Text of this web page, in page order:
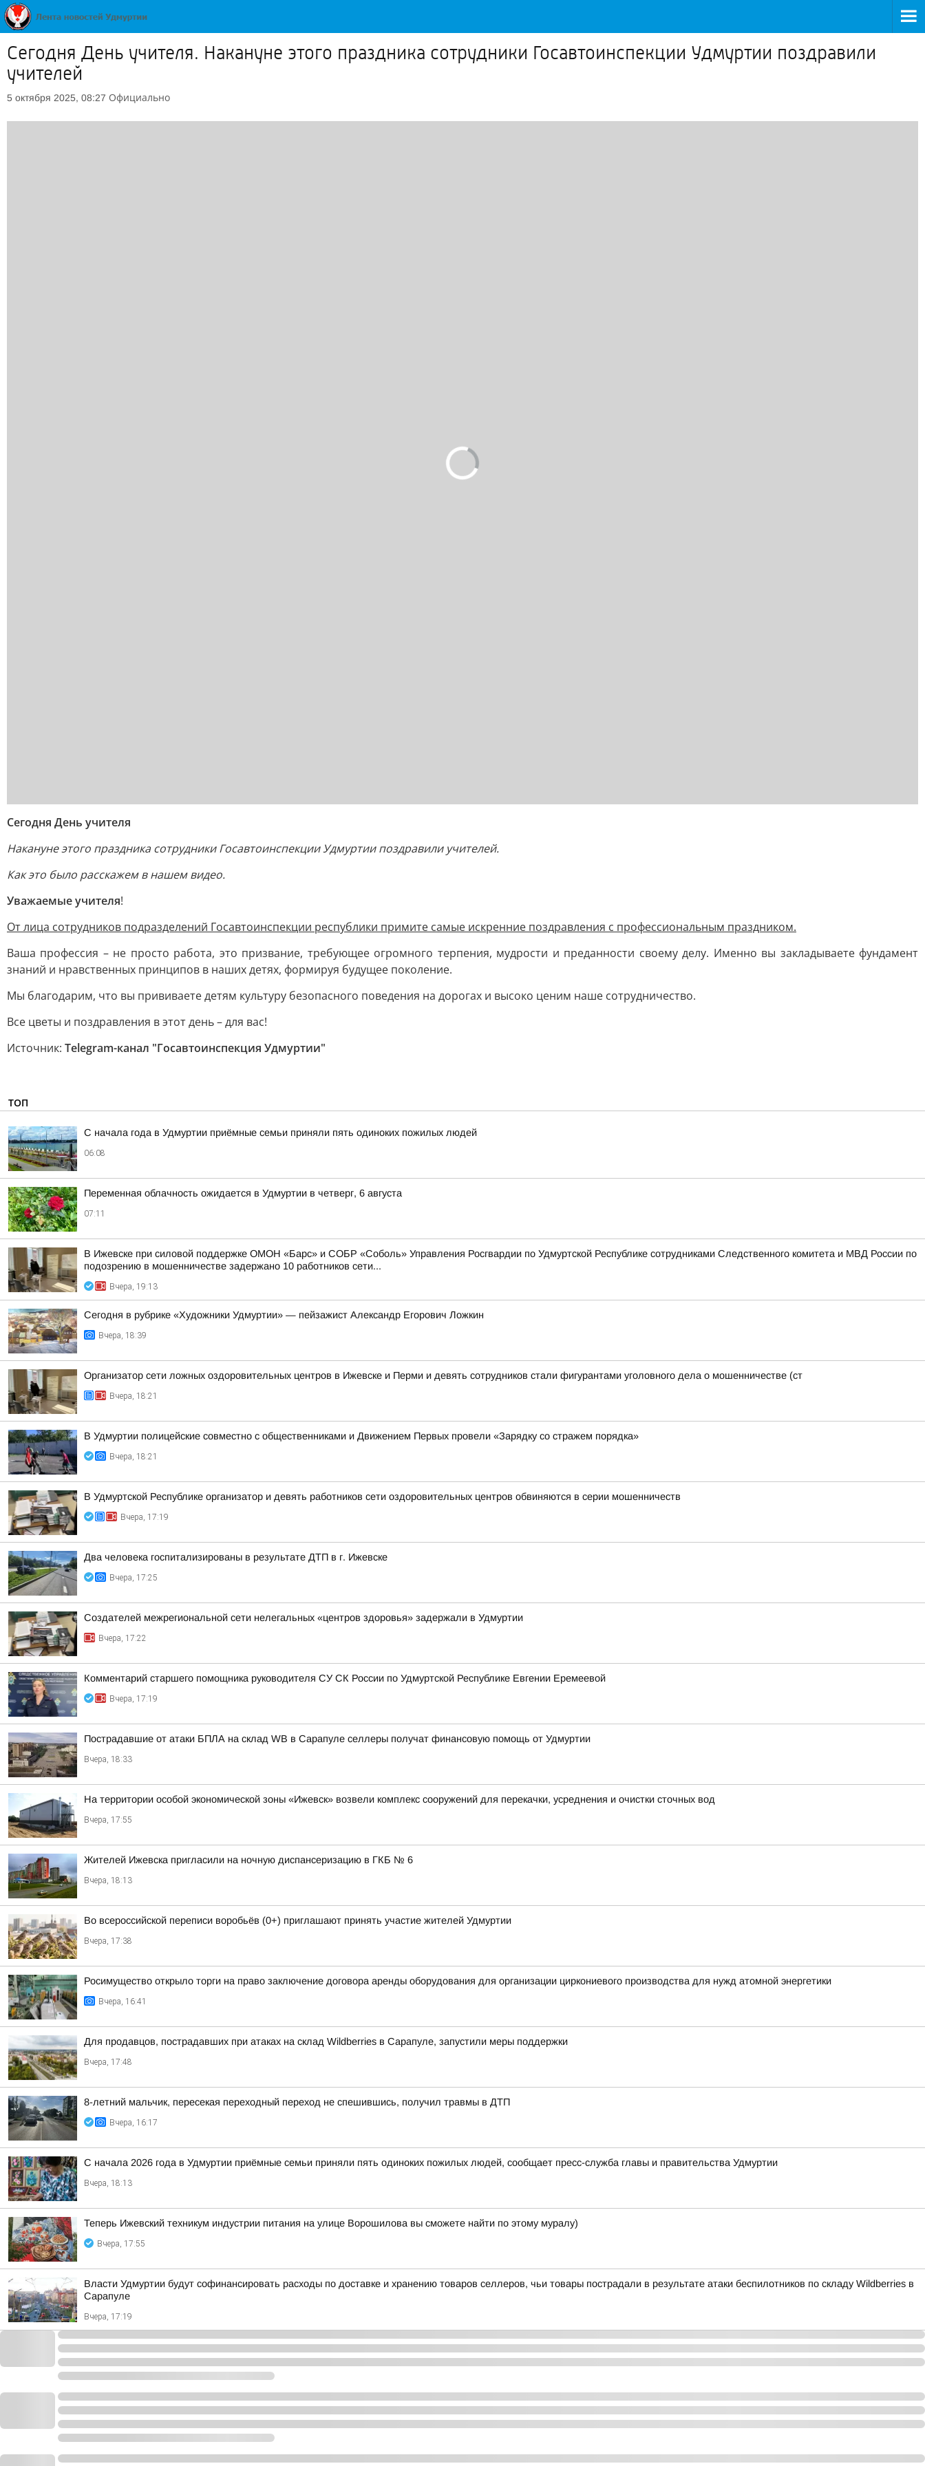
Сегодня День учителя. Накануне этого праздника сотрудники Госавтоинспекции Удмуртии поздравили
учителей
5 октября 2025, 08:27 Официально
Сегодня День учителя
Накануне этого праздника сотрудники Госавтоинспекции Удмуртии поздравили учителей.
Как это было расскажем в нашем видео.
Уважаемые учителя!
От лица сотрудников подразделений Госавтоинспекции республики примите самые искренние поздравления с профессиональным праздником.
Ваша профессия – не просто работа, это призвание, требующее огромного терпения, мудрости и преданности своему делу. Именно вы закладываете фундамент
знаний и нравственных принципов в наших детях, формируя будущее поколение.
Мы благодарим, что вы прививаете детям культуру безопасного поведения на дорогах и высоко ценим наше сотрудничество.
Все цветы и поздравления в этот день – для вас!
Источник: Telegram-канал "Госавтоинспекция Удмуртии"
ТОП
С начала года в Удмуртии приёмные семьи приняли пять одиноких пожилых людей
06:08
Переменная облачность ожидается в Удмуртии в четверг, 6 августа
07:11
В Ижевске при силовой поддержке ОМОН «Барс» и СОБР «Соболь» Управления Росгвардии по Удмуртской Республике сотрудниками Следственного комитета и МВД России по
подозрению в мошенничестве задержано 10 работников сети...
Вчера, 19:13
Сегодня в рубрике «Художники Удмуртии» — пейзажист Александр Егорович Ложкин
Вчера, 18:39
Организатор сети ложных оздоровительных центров в Ижевске и Перми и девять сотрудников стали фигурантами уголовного дела о мошенничестве (ст
Вчера, 18:21
В Удмуртии полицейские совместно с общественниками и Движением Первых провели «Зарядку со стражем порядка»
Вчера, 18:21
В Удмуртской Республике организатор и девять работников сети оздоровительных центров обвиняются в серии мошенничеств
Вчера, 17:19
Два человека госпитализированы в результате ДТП в г. Ижевске
Вчера, 17:25
Создателей межрегиональной сети нелегальных «центров здоровья» задержали в Удмуртии
Вчера, 17:22
Комментарий старшего помощника руководителя СУ СК России по Удмуртской Республике Евгении Еремеевой
Вчера, 17:19
Пострадавшие от атаки БПЛА на склад WB в Сарапуле селлеры получат финансовую помощь от Удмуртии
Вчера, 18:33
На территории особой экономической зоны «Ижевск» возвели комплекс сооружений для перекачки, усреднения и очистки сточных вод
Вчера, 17:55
Жителей Ижевска пригласили на ночную диспансеризацию в ГКБ № 6
Вчера, 18:13
Во всероссийской переписи воробьёв (0+) приглашают принять участие жителей Удмуртии
Вчера, 17:38
Росимущество открыло торги на право заключение договора аренды оборудования для организации циркониевого производства для нужд атомной энергетики
Вчера, 16:41
Для продавцов, пострадавших при атаках на склад Wildberries в Сарапуле, запустили меры поддержки
Вчера, 17:48
8-летний мальчик, пересекая переходный переход не спешившись, получил травмы в ДТП
Вчера, 16:17
С начала 2026 года в Удмуртии приёмные семьи приняли пять одиноких пожилых людей, сообщает пресс-служба главы и правительства Удмуртии
Вчера, 18:13
Теперь Ижевский техникум индустрии питания на улице Ворошилова вы сможете найти по этому муралу)
Вчера, 17:55
Власти Удмуртии будут софинансировать расходы по доставке и хранению товаров селлеров, чьи товары пострадали в результате атаки беспилотников по складу Wildberries в
Сарапуле
Вчера, 17:19